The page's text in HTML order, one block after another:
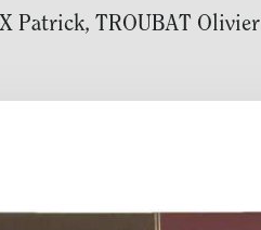
Patrick, TROUBAT Olivier